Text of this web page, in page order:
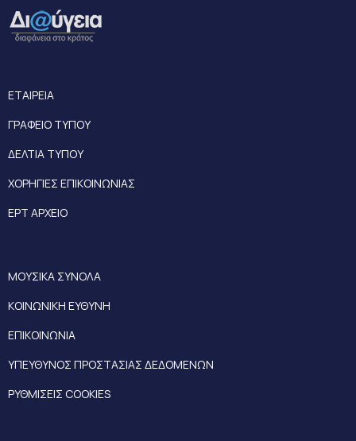
ΕΤΑΙΡΕΙΑ
ΓΡΑΦΕΙΟ ΤΥΠΟΥ
ΔΕΛΤΙΑ ΤΥΠΟΥ
ΧΟΡΗΓΙΕΣ ΕΠΙΚΟΙΝΩΝΙΑΣ
ΕΡΤ ΑΡΧΕΙΟ
ΜΟΥΣΙΚΑ ΣΥΝΟΛΑ
ΚΟΙΝΩΝΙΚΗ ΕΥΘΥΝΗ
ΕΠΙΚΟΙΝΩΝΙΑ
ΥΠΕΥΘΥΝΟΣ ΠΡΟΣΤΑΣΙΑΣ ΔΕΔΟΜΕΝΩΝ
ΡΥΘΜΙΣΕΙΣ COOKIES